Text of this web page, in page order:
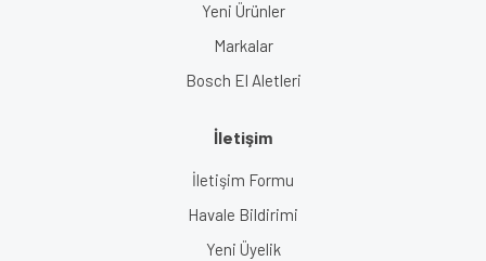
Yeni Ürünler
Markalar
Bosch El Aletleri
İletişim
İletişim Formu
Havale Bildirimi
Yeni Üyelik